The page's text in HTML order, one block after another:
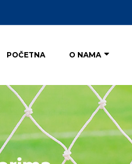
POČETNA O NAMA